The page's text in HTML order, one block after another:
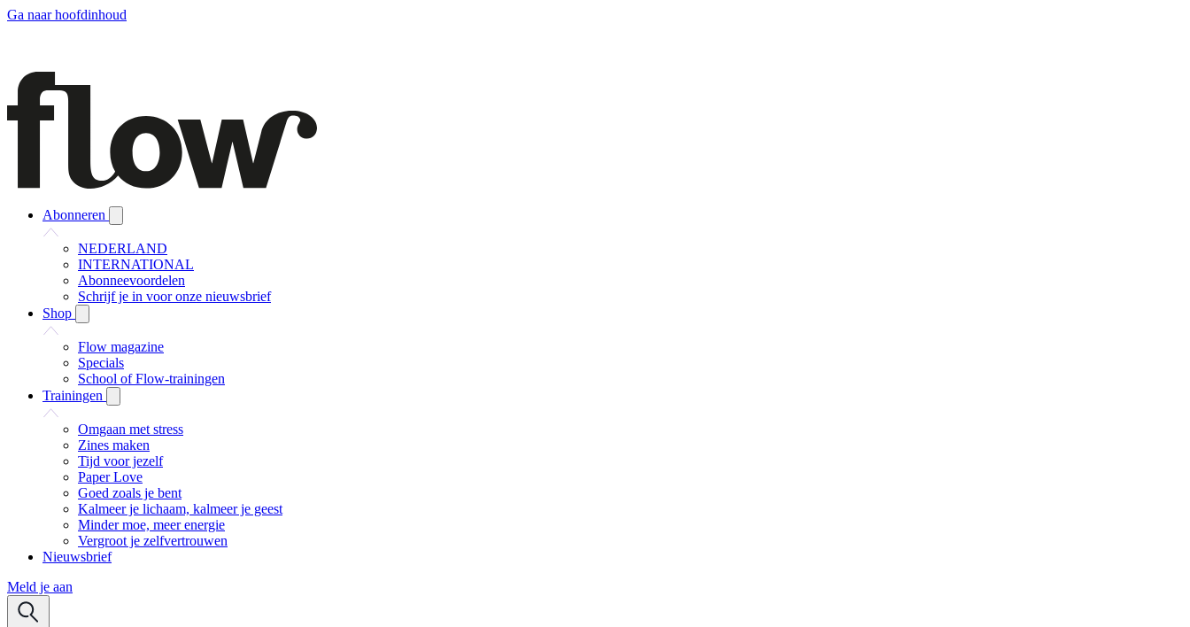
Ga naar hoofdinhoud
Abonneren
NEDERLAND
INTERNATIONAL
Abonneevoordelen
Schrijf je in voor onze nieuwsbrief
Shop
Flow magazine
Specials
School of Flow-trainingen
Trainingen
Omgaan met stress
Zines maken
Tijd voor jezelf
Paper Love
Goed zoals je bent
Kalmeer je lichaam, kalmeer je geest
Minder moe, meer energie
Vergroot je zelfvertrouwen
Nieuwsbrief
Meld je aan